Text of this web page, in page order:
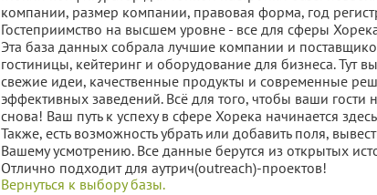
компании, размер компании, правовая форма, год
Гостеприимство на высшем уровне - все для сферы
Эта база данных собрала лучшие компании и
гостиницы, кейтеринг и оборудование для бизнеса.
свежие идеи, качественные продукты и современные
эффективных заведений. Всё для того, чтобы ваши гости
снова! Ваш путь к успеху в сфере Хорека начинается
Также, есть возможность убрать или добавить поля,
Вашему усмотрению. Все данные берутся из открытых
Отлично подходит для аутрич(outreach)-проектов!
Вернуться к выбору базы.